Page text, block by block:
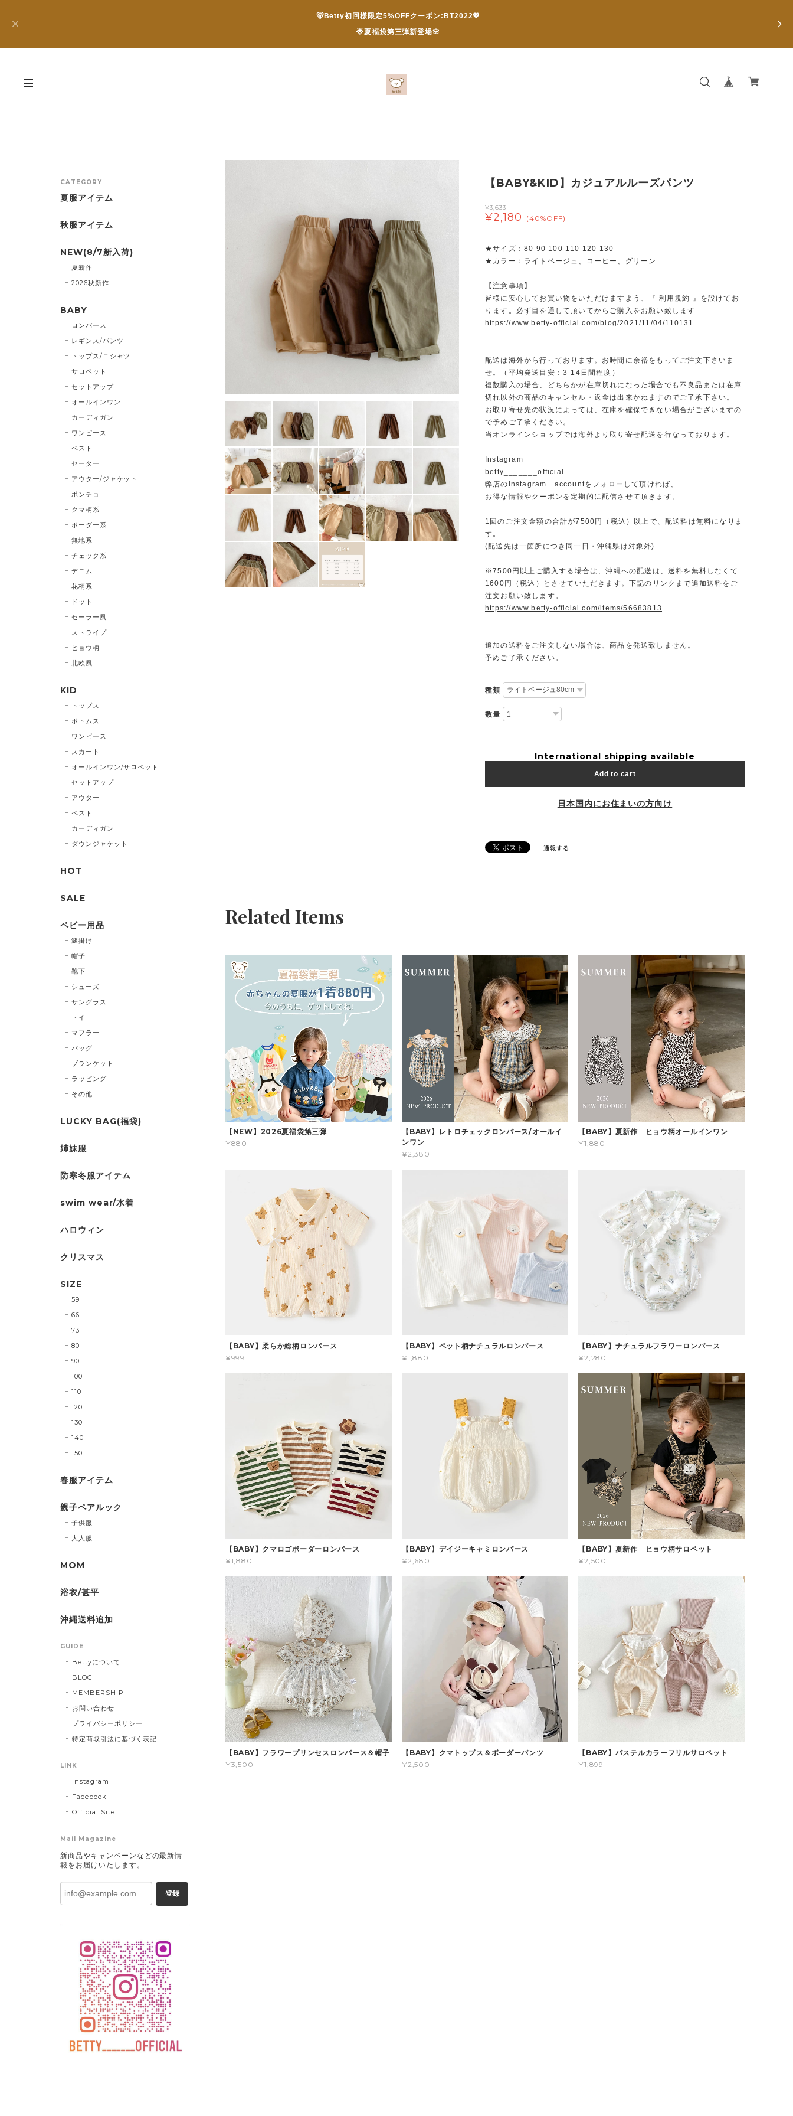
🐻Betty初回様限定5%OFFクーポン:BT2022💖
🌟夏福袋第三弾新登場🌸
【BABY&KID】カジュアルルーズパンツ
¥3,633
¥2,180 (40%OFF)
★サイズ：80 90 100 110 120 130
★カラー：ライトベージュ、コーヒー、グリーン
【注意事項】
皆様に安心してお買い物をいただけますよう、『 利用規約 』を設けてお
ります。必ず目を通して頂いてからご購入をお願い致します
https://www.betty-official.com/blog/2021/11/04/110131
配送は海外から行っております。お時間に余裕をもってご注文下さいま
せ。（平均発送目安：3-14日間程度）
複数購入の場合、どちらかが在庫切れになった場合でも不良品または在庫
切れ以外の商品のキャンセル・返金は出来かねますのでご了承下さい。
お取り寄せ先の状況によっては、在庫を確保できない場合がございますの
で予めご了承ください。
当オンラインショップでは海外より取り寄せ配送を行なっております。
Instagram
betty_______official
弊店のInstagram accountをフォローして頂ければ、
お得な情報やクーポンを定期的に配信させて頂きます。
1回のご注文金額の合計が7500円（税込）以上で、配送料は無料になりま
す。
(配送先は一箇所につき同一日・沖縄県は対象外)
※7500円以上ご購入する場合は、沖縄への配送は、送料を無料しなくて
1600円（税込）とさせていただきます。下記のリンクまで追加送料をご
注文お願い致します。
https://www.betty-official.com/items/56683813
追加の送料をご注文しない場合は、商品を発送致しません。
予めご了承ください。
種類
数量
International shipping available
Add to cart
日本国内にお住まいの方向け
通報する
Related Items
【NEW】2026夏福袋第三弾
¥880
【BABY】レトロチェックロンパース/オールイ
ンワン
¥2,380
【BABY】夏新作 ヒョウ柄オールインワン
¥1,880
【BABY】柔らか総柄ロンパース
¥999
【BABY】ペット柄ナチュラルロンパース
¥1,880
【BABY】ナチュラルフラワーロンパース
¥2,280
【BABY】クマロゴボーダーロンパース
¥1,880
【BABY】デイジーキャミロンパース
¥2,680
【BABY】夏新作 ヒョウ柄サロペット
¥2,500
【BABY】フラワープリンセスロンパース＆帽子
¥3,500
【BABY】クマトップス＆ボーダーパンツ
¥2,500
【BABY】パステルカラーフリルサロペット
¥1,899
CATEGORY
夏服アイテム
秋服アイテム
NEW(8/7新入荷)
夏新作
2026秋新作
BABY
ロンパース
レギンス/パンツ
トップス/Ｔシャツ
サロペット
セットアップ
オールインワン
カーディガン
ワンピース
ベスト
セーター
アウター/ジャケット
ポンチョ
クマ柄系
ボーダー系
無地系
チェック系
デニム
花柄系
ドット
セーラー風
ストライプ
ヒョウ柄
北欧風
KID
トップス
ボトムス
ワンピース
スカート
オールインワン/サロペット
セットアップ
アウター
ベスト
カーディガン
ダウンジャケット
HOT
SALE
ベビー用品
涎掛け
帽子
靴下
シューズ
サングラス
トイ
マフラー
バッグ
ブランケット
ラッピング
その他
LUCKY BAG(福袋)
姉妹服
防寒冬服アイテム
swim wear/水着
ハロウィン
クリスマス
SIZE
59
66
73
80
90
100
110
120
130
140
150
春服アイテム
親子ペアルック
子供服
大人服
MOM
浴衣/甚平
沖縄送料追加
GUIDE
Bettyについて
BLOG
MEMBERSHIP
お問い合わせ
プライバシーポリシー
特定商取引法に基づく表記
LINK
Instagram
Facebook
Official Site
Mail Magazine
新商品やキャンペーンなどの最新情
報をお届けいたします。
登録